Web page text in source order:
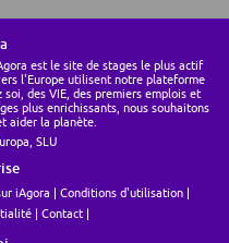
est le site de stages le plus actif
l'Europe utilisent notre plateforme
des VIE, des premiers emplois et
plus enrichissants, nous souhaitons
aider la planète.
SLU
iAgora
Conditions d'utilisation
Contact